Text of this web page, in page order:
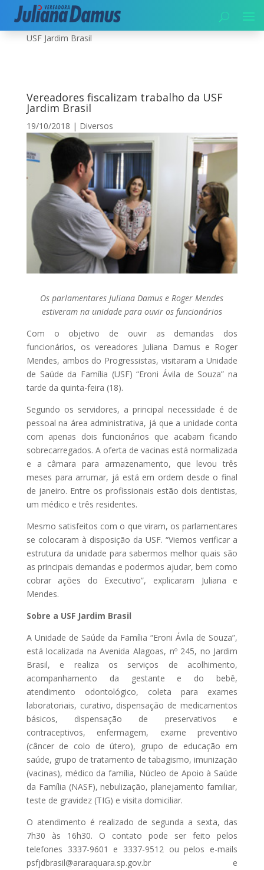
Início|Diversos|Vereadores fiscalizam trabalho da
USF Jardim Brasil
Vereadores fiscalizam trabalho da USF
Jardim Brasil
19/10/2018 | Diversos
Os parlamentares Juliana Damus e Roger Mendes
estiveram na unidade para ouvir os funcionários
Com o objetivo de ouvir as demandas dos
funcionários, os vereadores Juliana Damus e Roger
Mendes, ambos do Progressistas, visitaram a Unidade
de Saúde da Família (USF) “Eroni Ávila de Souza” na
tarde da quinta-feira (18).
Segundo os servidores, a principal necessidade é de
pessoal na área administrativa, já que a unidade conta
com apenas dois funcionários que acabam ficando
sobrecarregados. A oferta de vacinas está normalizada
e a câmara para armazenamento, que levou três
meses para arrumar, já está em ordem desde o final
de janeiro. Entre os profissionais estão dois dentistas,
um médico e três residentes.
Mesmo satisfeitos com o que viram, os parlamentares
se colocaram à disposição da USF. “Viemos verificar a
estrutura da unidade para sabermos melhor quais são
as principais demandas e podermos ajudar, bem como
cobrar ações do Executivo”, explicaram Juliana e
Mendes.
Sobre a USF Jardim Brasil
A Unidade de Saúde da Família “Eroni Ávila de Souza”,
está localizada na Avenida Alagoas, nº 245, no Jardim
Brasil, e realiza os serviços de acolhimento,
acompanhamento da gestante e do bebê,
atendimento odontológico, coleta para exames
laboratoriais, curativo, dispensação de medicamentos
básicos, dispensação de preservativos e
contraceptivos, enfermagem, exame preventivo
(câncer de colo de útero), grupo de educação em
saúde, grupo de tratamento de tabagismo, imunização
(vacinas), médico da família, Núcleo de Apoio à Saúde
da Família (NASF), nebulização, planejamento familiar,
teste de gravidez (TIG) e visita domiciliar.
O atendimento é realizado de segunda a sexta, das
7h30 às 16h30. O contato pode ser feito pelos
telefones 3337-9601 e 3337-9512 ou pelos e-mails
psfjdbrasil@araraquara.sp.gov.br e